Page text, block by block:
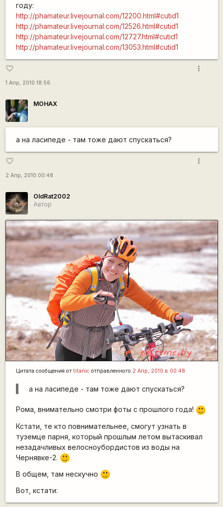
году:
http://phamateur.livejournal.com/12200.html#cutid1
http://phamateur.livejournal.com/12526.html#cutid1
http://phamateur.livejournal.com/12727.html#cutid1
http://phamateur.livejournal.com/13053.html#cutid1
favorite_border
1 Апр, 2010 18:56
more_vert
MOHAX
а на ласипеде - там тоже дают спускаться?
favorite_border
2 Апр, 2010 00:48
more_vert
OldRat2002
Автор
Цитата сообщения от titanic отправленного 2 Апр, 2010 в 00:48
а на ласипеде - там тоже дают спускаться?
Рома, внимательно смотри фоты с прошлого года!
:)
Кстати, те кто повнимательнее, смогут узнать в
туземце парня, который прошлым летом вытаскивал
незадачливых велосноубордистов из воды на
Чернявке-2.
:)
В общем, там нескучно
:)
Вот, кстати: